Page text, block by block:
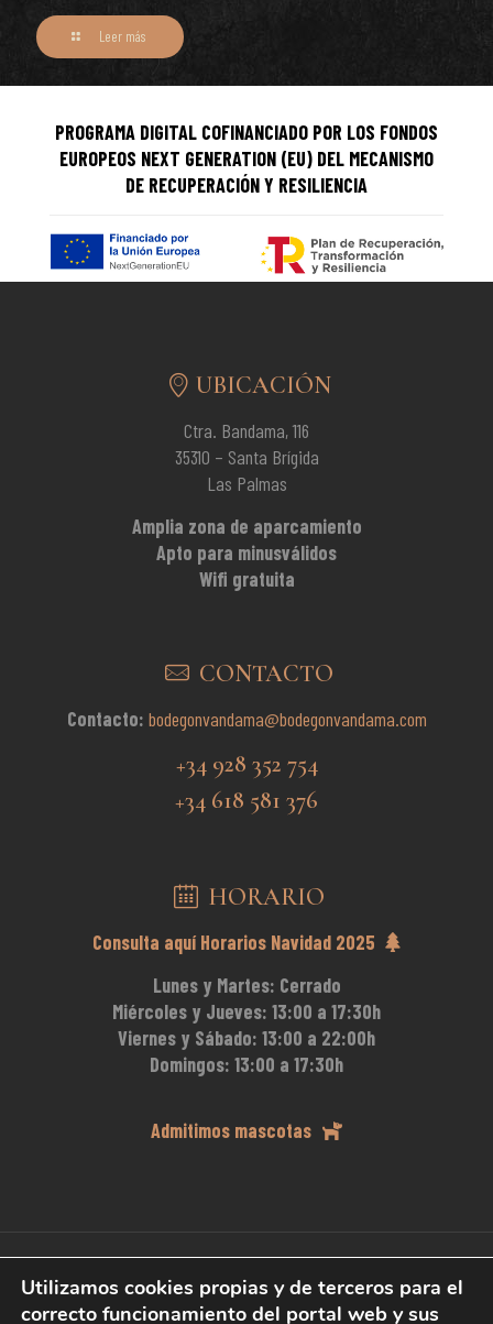
Leer más
PROGRAMA DIGITAL COFINANCIADO POR LOS FONDOS
EUROPEOS NEXT GENERATION (EU) DEL MECANISMO
DE RECUPERACIÓN Y RESILIENCIA
UBICACIÓN
Ctra. Bandama, 116
35310 – Santa Brígida
Las Palmas
Amplia zona de aparcamiento
Apto para minusválidos
Wifi gratuita
CONTACTO
Contacto: bodegonvandama@bodegonvandama.com
+34 928 352 754
+34 618 581 376
HORARIO
Consulta aquí Horarios Navidad 2025
Lunes y Martes: Cerrado
Miércoles y Jueves: 13:00 a 17:30h
Viernes y Sábado: 13:00 a 22:00h
Domingos: 13:00 a 17:30h
Admitimos mascotas
Utilizamos cookies propias y de terceros para el
correcto funcionamiento del portal web y sus